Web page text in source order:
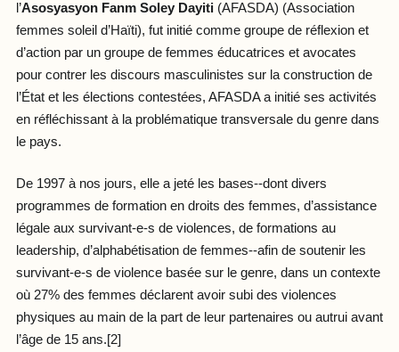
l’Asosyasyon Fanm Soley Dayiti (AFASDA) (Association
femmes soleil d’Haïti), fut initié comme groupe de réflexion et
d’action par un groupe de femmes éducatrices et avocates
pour contrer les discours masculinistes sur la construction de
l’État et les élections contestées, AFASDA a initié ses activités
en réfléchissant à la problématique transversale du genre dans
le pays.
De 1997 à nos jours, elle a jeté les bases--dont divers
programmes de formation en droits des femmes, d’assistance
légale aux survivant-e-s de violences, de formations au
leadership, d’alphabétisation de femmes--afin de soutenir les
survivant-e-s de violence basée sur le genre, dans un contexte
où 27% des femmes déclarent avoir subi des violences
physiques au main de la part de leur partenaires ou autrui avant
l’âge de 15 ans.[2]